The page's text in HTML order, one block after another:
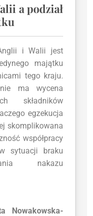
a podział
i Walii jest
majątku
tego kraju.
ma wycena
składników
egzekucja
skomplikowana
współpracy
sytuacji braku
nakazu
Nowakowska-